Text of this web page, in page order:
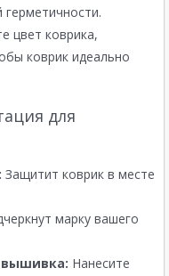
герметичности.
цвет коврика,
коврик идеально
для
Защитит коврик в месте
марку вашего
Нанесите